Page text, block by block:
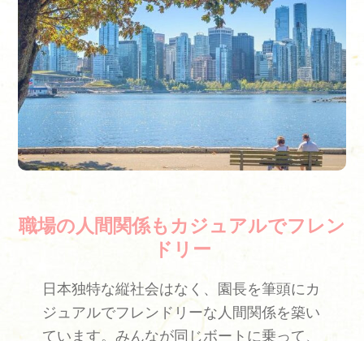
職場の人間関係もカジュアルでフレン
ドリー
日本独特な縦社会はなく、園長を筆頭にカ
ジュアルでフレンドリーな人間関係を築い
ています。みんなが同じボートに乗って、